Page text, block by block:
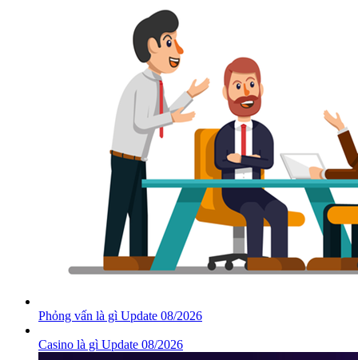
Phỏng vấn là gì Update 08/2026
Casino là gì Update 08/2026